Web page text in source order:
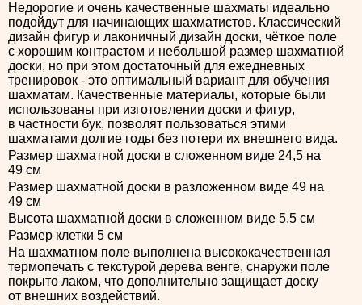
Недорогие и очень качественные шахматы идеально
подойдут для начинающих шахматистов. Классический
дизайн фигур и лаконичный дизайн доски, чёткое поле
с хорошим контрастом и небольшой размер шахматной
доски, но при этом достаточный для ежедневных
тренировок - это оптимальный вариант для обучения
шахматам. Качественные материалы, которые были
использованы при изготовлении доски и фигур,
в частности бук, позволят пользоваться этими
шахматами долгие годы без потери их внешнего вида.
Размер шахматной доски в сложенном виде 24,5 на
49 см
Размер шахматной доски в разложенном виде 49 на
49 см
Высота шахматной доски в сложенном виде 5,5 см
Размер клетки 5 см
На шахматном поле выполнена высококачественная
термопечать с текстурой дерева венге, снаружи поле
покрыто лаком, что дополнительно защищает доску
от внешних воздействий.